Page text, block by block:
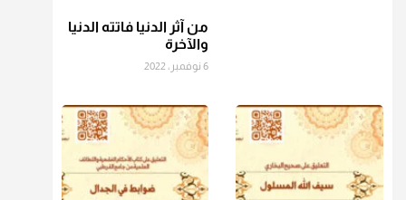
عامة الصحابة والفقهاء يفضلون إخراج صاع من البر أو التمر في
زكاة الفطر، ومنهم من جوّز العدول إلى الرز، ومنهم جوز إخراج
قيمة الصاع..فمن شق عليه إخراج الطعام هذه الأيام وأراد إخراج
القيمة فلا بأس ولا ينكر عليه
من آثر الدنيا فاتته الدنيا
والآخرة
6 نوفمبر، 2022